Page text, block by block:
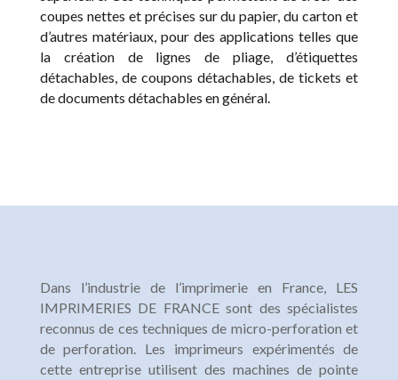
coupes nettes et précises sur du papier, du carton et
d’autres matériaux, pour des applications telles que
la création de lignes de pliage, d’étiquettes
détachables, de coupons détachables, de tickets et
de documents détachables en général.
Dans l’industrie de l’imprimerie en France, LES
IMPRIMERIES DE FRANCE sont des spécialistes
reconnus de ces techniques de micro-perforation et
de perforation. Les imprimeurs expérimentés de
cette entreprise utilisent des machines de pointe